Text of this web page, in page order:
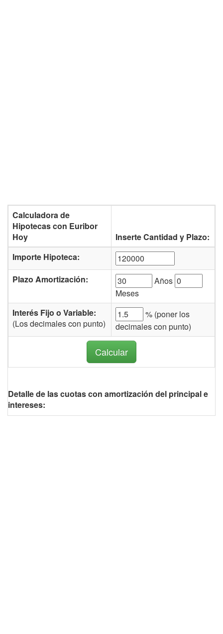
Calculadora de
Hipotecas con Euribor
Hoy
Inserte Cantidad y Plazo:
Importe Hipoteca:
Plazo Amortización:
Años
Meses
Interés Fijo o Variable:
(Los decimales con punto)
% (poner los
decimales con punto)
Detalle de las cuotas con amortización del principal e
intereses: